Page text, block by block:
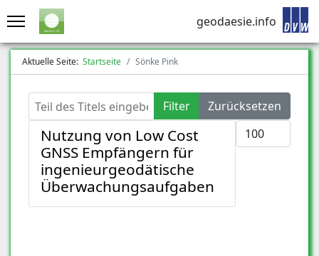
geodaesie.info
Aktuelle Seite: Startseite Sönke Pink
Teil des Titels eingeben Filter
Zurücksetzen
Anzeige #
Nutzung von Low Cost
GNSS Empfängern für
ingenieurgeodätische
Überwachungsaufgaben